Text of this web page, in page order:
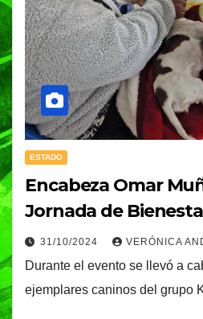
ESTADO
Encabeza Omar
Jornada de
31/10/2024 VERÓNICA
Durante el evento se llevó a
ejemplares caninos del grupo